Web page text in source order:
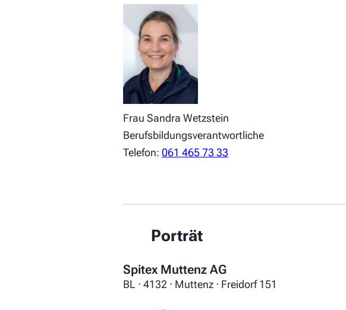
Frau Sandra Wetzstein
Berufsbildungsverantwortliche
Telefon: 061 465 73 33
Porträt
Spitex Muttenz AG
BL · 4132 · Muttenz · Freidorf 151